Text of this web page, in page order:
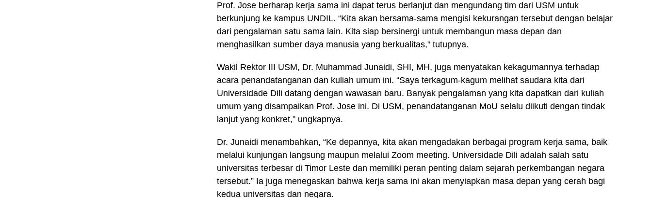
Prof. Jose berharap kerja sama ini dapat terus berlanjut dan mengundang tim dari USM untuk
berkunjung ke kampus UNDIL. “Kita akan bersama-sama mengisi kekurangan tersebut dengan belajar
dari pengalaman satu sama lain. Kita siap bersinergi untuk membangun masa depan dan
menghasilkan sumber daya manusia yang berkualitas,” tutupnya.
Wakil Rektor III USM, Dr. Muhammad Junaidi, SHI, MH, juga menyatakan kekagumannya terhadap
acara penandatanganan dan kuliah umum ini. “Saya terkagum-kagum melihat saudara kita dari
Universidade Dili datang dengan wawasan baru. Banyak pengalaman yang kita dapatkan dari kuliah
umum yang disampaikan Prof. Jose ini. Di USM, penandatanganan MoU selalu diikuti dengan tindak
lanjut yang konkret,” ungkapnya.
Dr. Junaidi menambahkan, “Ke depannya, kita akan mengadakan berbagai program kerja sama, baik
melalui kunjungan langsung maupun melalui Zoom meeting. Universidade Dili adalah salah satu
universitas terbesar di Timor Leste dan memiliki peran penting dalam sejarah perkembangan negara
tersebut.” Ia juga menegaskan bahwa kerja sama ini akan menyiapkan masa depan yang cerah bagi
kedua universitas dan negara.